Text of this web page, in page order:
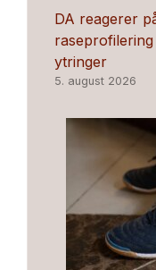
DA reagerer
raseprofilering
ytringer
5. august 2026